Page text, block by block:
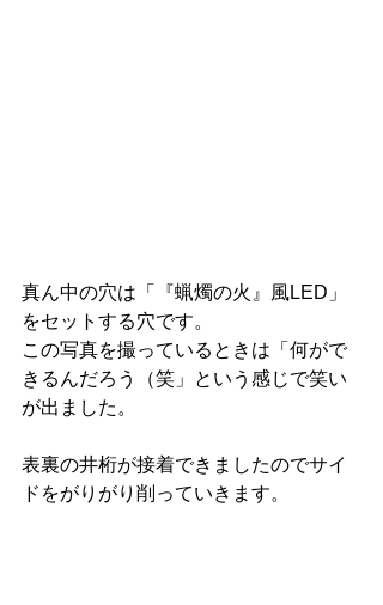
真ん中の穴は「『蝋燭の火』風LED」
をセットする穴です。
この写真を撮っているときは「何がで
きるんだろう（笑」という感じで笑い
が出ました。
表裏の井桁が接着できましたのでサイ
ドをがりがり削っていきます。